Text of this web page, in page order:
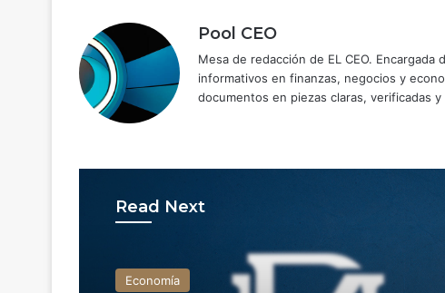
Pool CEO
Mesa de redacción de EL CEO.
informativos en finanzas, negocios y
documentos en piezas claras, verificadas
Read Next
Economía